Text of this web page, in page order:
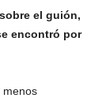
el guión,
encontró por
menos